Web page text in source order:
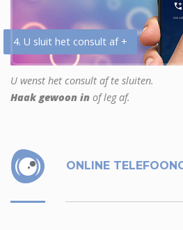
4. U sluit het consult af +
U wenst het consult af te sluiten.
Haak gewoon in of leg af.
ONLINE